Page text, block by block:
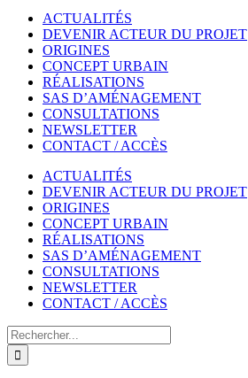
ACTUALITÉS
DEVENIR ACTEUR DU PROJET
ORIGINES
CONCEPT URBAIN
RÉALISATIONS
SAS D’AMÉNAGEMENT
CONSULTATIONS
NEWSLETTER
CONTACT / ACCÈS
ACTUALITÉS
DEVENIR ACTEUR DU PROJET
ORIGINES
CONCEPT URBAIN
RÉALISATIONS
SAS D’AMÉNAGEMENT
CONSULTATIONS
NEWSLETTER
CONTACT / ACCÈS
Rechercher